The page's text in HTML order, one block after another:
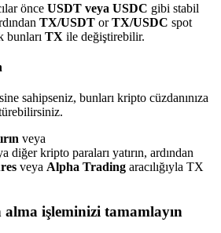
önce USDT veya USDC gibi stabil
TX/USDT orTX/USDC spot
bunları TX ile değiştirebilir.
sahipseniz, bunları kripto cüzdanınıza
veya
diğer kripto paraları yatırın, ardından
veya Alpha Trading aracılığıyla TX
alma işleminizi tamamlayın